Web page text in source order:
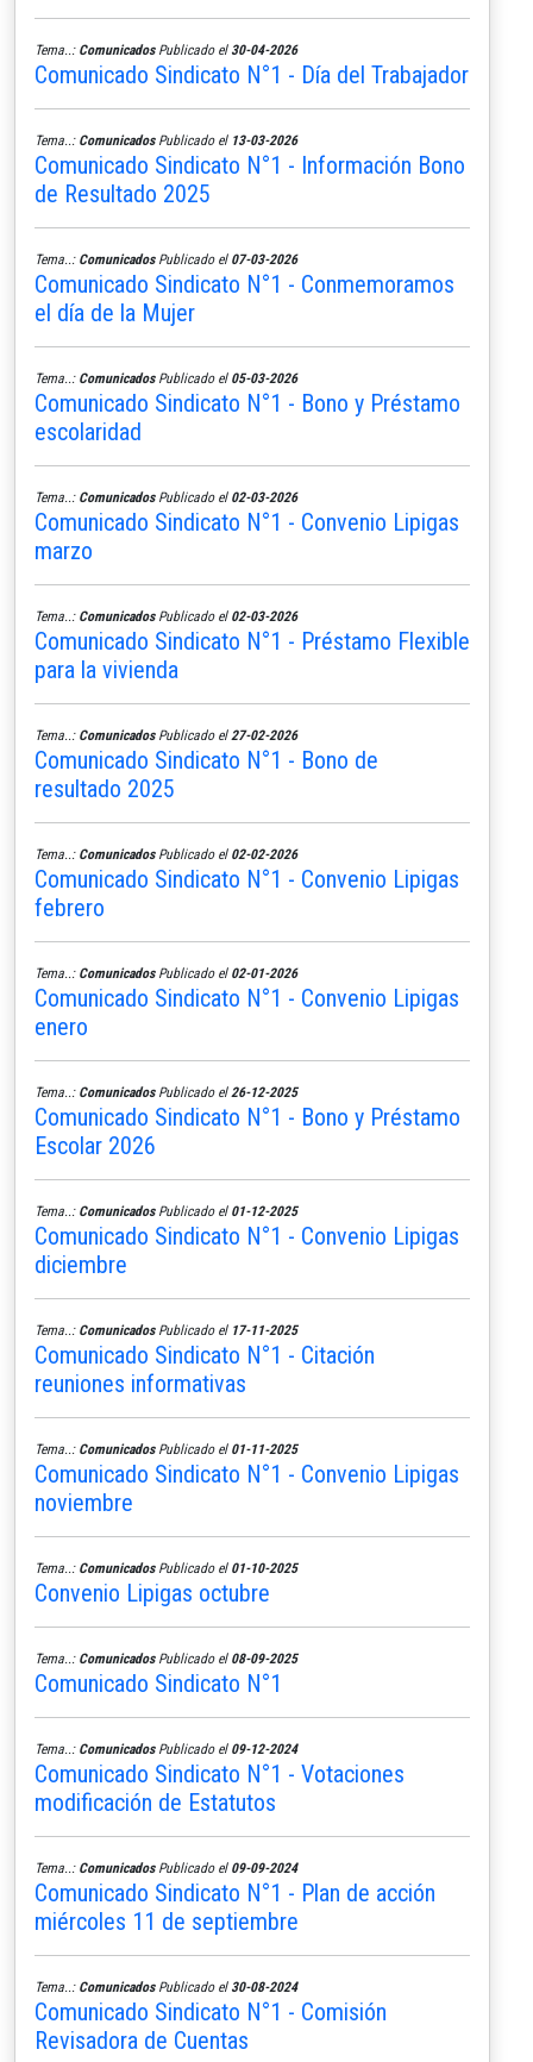
Tema..: ComunicadosPublicado el 30-04-2026
Comunicado Sindicato N°1 - Día del Trabajador
Tema..: ComunicadosPublicado el 13-03-2026
Comunicado Sindicato N°1 - Información Bono
de Resultado 2025
Tema..: ComunicadosPublicado el 07-03-2026
Comunicado Sindicato N°1 - Conmemoramos
el día de la Mujer
Tema..: ComunicadosPublicado el 05-03-2026
Comunicado Sindicato N°1 - Bono y Préstamo
escolaridad
Tema..: ComunicadosPublicado el 02-03-2026
Comunicado Sindicato N°1 - Convenio Lipigas
marzo
Tema..: ComunicadosPublicado el 02-03-2026
Comunicado Sindicato N°1 - Préstamo Flexible
para la vivienda
Tema..: ComunicadosPublicado el 27-02-2026
Comunicado Sindicato N°1 - Bono de
resultado 2025
Tema..: ComunicadosPublicado el 02-02-2026
Comunicado Sindicato N°1 - Convenio Lipigas
febrero
Tema..: ComunicadosPublicado el 02-01-2026
Comunicado Sindicato N°1 - Convenio Lipigas
enero
Tema..: ComunicadosPublicado el 26-12-2025
Comunicado Sindicato N°1 - Bono y Préstamo
Escolar 2026
Tema..: ComunicadosPublicado el 01-12-2025
Comunicado Sindicato N°1 - Convenio Lipigas
diciembre
Tema..: ComunicadosPublicado el 17-11-2025
Comunicado Sindicato N°1 - Citación
reuniones informativas
Tema..: ComunicadosPublicado el 01-11-2025
Comunicado Sindicato N°1 - Convenio Lipigas
noviembre
Tema..: ComunicadosPublicado el 01-10-2025
Convenio Lipigas octubre
Tema..: ComunicadosPublicado el 08-09-2025
Comunicado Sindicato N°1
Tema..: ComunicadosPublicado el 09-12-2024
Comunicado Sindicato N°1 - Votaciones
modificación de Estatutos
Tema..: ComunicadosPublicado el 09-09-2024
Comunicado Sindicato N°1 - Plan de acción
miércoles 11 de septiembre
Tema..: ComunicadosPublicado el 30-08-2024
Comunicado Sindicato N°1 - Comisión
Revisadora de Cuentas